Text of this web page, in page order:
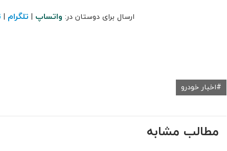
ارسال برای دوستان در: واتساپ | تلگرام |
اخبار خودرو
مطالب مشابه